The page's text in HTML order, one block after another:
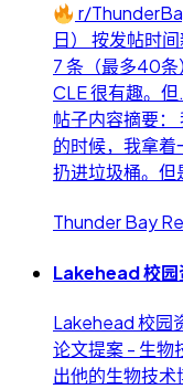
r/
日） 按发帖时
7 条（最多40条
CLE 很有趣。
帖子内容摘要：
的时候，我拿着
扔进垃圾桶。但
Thunder Bay
Lakehead 校
Lakehead 校园
论文提案 - 生物
出他的生物技